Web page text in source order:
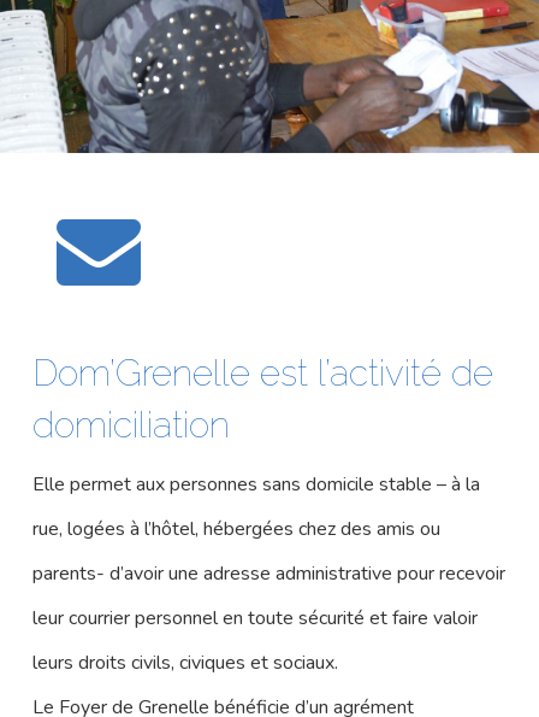
Dom’Grenelle est l’activité de
domiciliation
Elle permet aux personnes sans domicile stable – à la
rue, logées à l’hôtel, hébergées chez des amis ou
parents- d’avoir une adresse administrative pour recevoir
leur courrier personnel en toute sécurité et faire valoir
leurs droits civils, civiques et sociaux.
Le Foyer de Grenelle bénéficie d’un agrément